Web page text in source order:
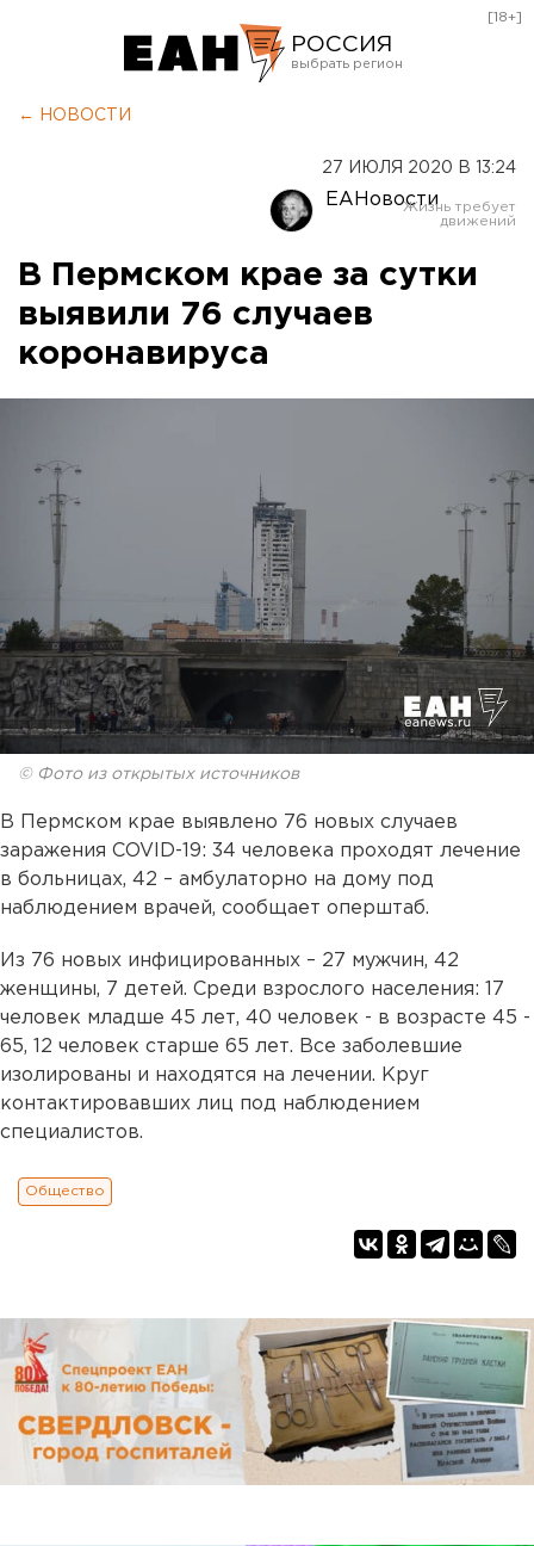
РОССИЯ
Оренбург
[18+]
← НОВОСТИ
27 ИЮЛЯ 2020 В 13:24
ЕАНовости
В Пермском крае за сутки
выявили 76 случаев
коронавируса
© Фото из открытых источников
В Пермском крае выявлено 76 новых случаев
заражения COVID-19: 34 человека проходят лечение
в больницах, 42 – амбулаторно на дому под
наблюдением врачей, сообщает оперштаб.
Из 76 новых инфицированных – 27 мужчин, 42
женщины, 7 детей. Среди взрослого населения: 17
человек младше 45 лет, 40 человек - в возрасте 45 -
65, 12 человек старше 65 лет. Все заболевшие
изолированы и находятся на лечении. Круг
контактировавших лиц под наблюдением
специалистов.
Общество